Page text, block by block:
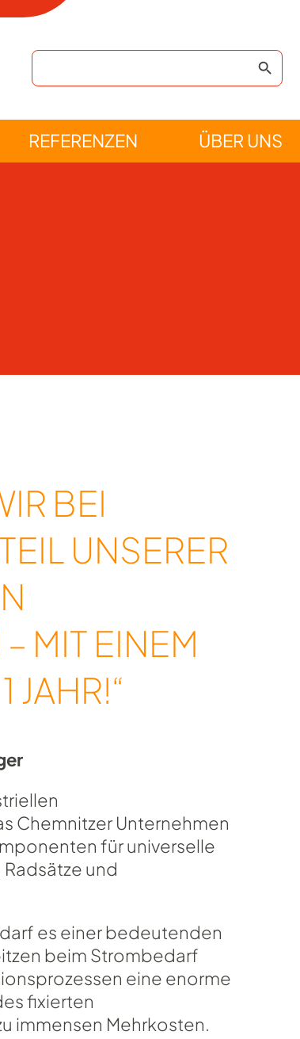
REFERENZEN ÜBER UNS
BEI
UNSERER
MIT EINEM
JAHR!“
Chemnitzer Unternehmen
für universelle
und
es einer bedeutenden
beim Strombedarf
eine enorme
fixierten
immensen Mehrkosten.